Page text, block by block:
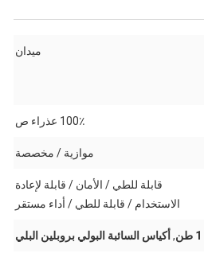
ميدان
100٪ عذراء ص
موازية / مخصصة
قابلة للطي / الأمان / قابلة لإعادة
الاستخدام / قابلة للطي / أداء مستقر
, أكياس السائبة البولي بروبلين البلي